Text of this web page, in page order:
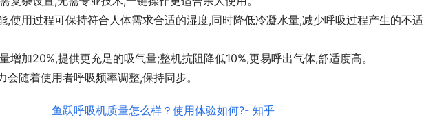
,使用过程可保持符合人体需求合适的湿度,同时降低冷凝水量,减少呼吸过程产生的不适
增加20%,提供更充足的吸气量;整机抗阻降低10%,更易呼出气体,舒适度高。
会随着使用者呼吸频率调整,保持同步。